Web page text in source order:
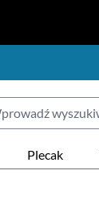
Plecak